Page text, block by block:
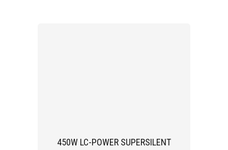
450W LC-POWER SUPERSILENT